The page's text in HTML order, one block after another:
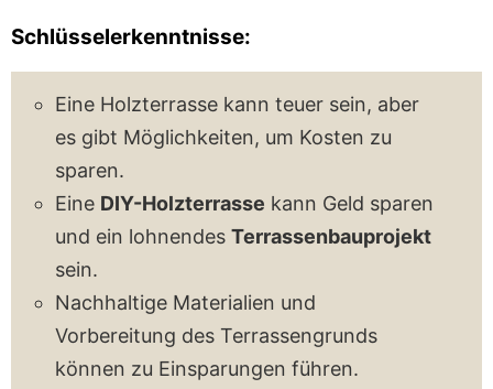
Schlüsselerkenntnisse:
Eine Holzterrasse kann teuer sein, aber
es gibt Möglichkeiten, um Kosten zu
sparen.
Eine DIY-Holzterrasse kann Geld sparen
und ein lohnendes Terrassenbauprojekt
sein.
Nachhaltige Materialien und
Vorbereitung des Terrassengrunds
können zu Einsparungen führen.